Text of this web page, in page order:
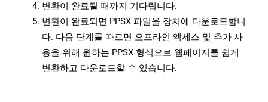
변환이 완료될 때까지 기다립니다.
변환이 완료되면 PPSX 파일을 장치에 다운로드합니
다. 다음 단계를 따르면 오프라인 액세스 및 추가 사
용을 위해 원하는 PPSX 형식으로 웹페이지를 쉽게
변환하고 다운로드할 수 있습니다.